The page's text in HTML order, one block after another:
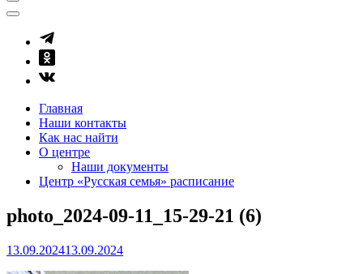
Главная
Наши контакты
Как нас найти
О центре
Наши документы
Центр «Русская семья» расписание
photo_2024-09-11_15-29-21 (6)
13.09.202413.09.2024